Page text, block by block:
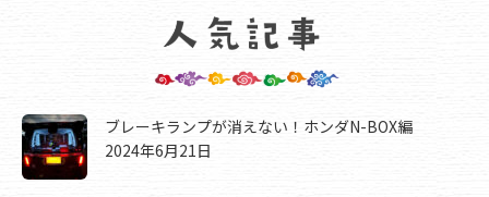
ブレーキランプが消えない！ホンダN-BOX編
2024年6月21日